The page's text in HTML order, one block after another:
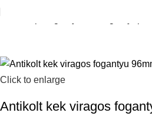
Click to enlarge
Antikolt kek viragos